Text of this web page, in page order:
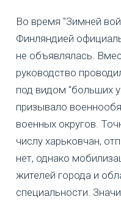
Во время "Зимней
Финляндией
не объявлялась.
руководство
под видом "больших
призывало
военных округов.
числу харьковчан,
нет, однако
жителей города и
специальности.